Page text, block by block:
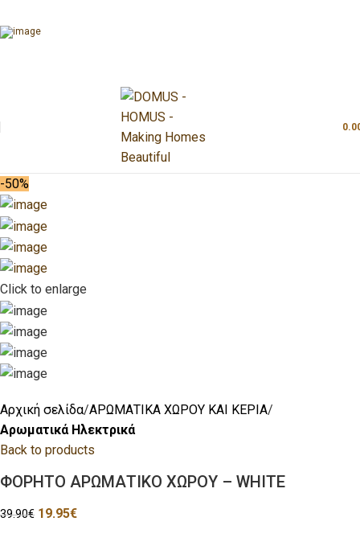
-50%
Click to enlarge
Αρχική σελίδα ΑΡΩΜΑΤΙΚΑ ΧΩΡΟΥ ΚΑΙ ΚΕΡΙΑ
Αρωματικά Ηλεκτρικά
Back to products
ΦΟΡΗΤΟ ΑΡΩΜΑΤΙΚΟ ΧΩΡΟΥ – WHITE
39.90€ 19.95€